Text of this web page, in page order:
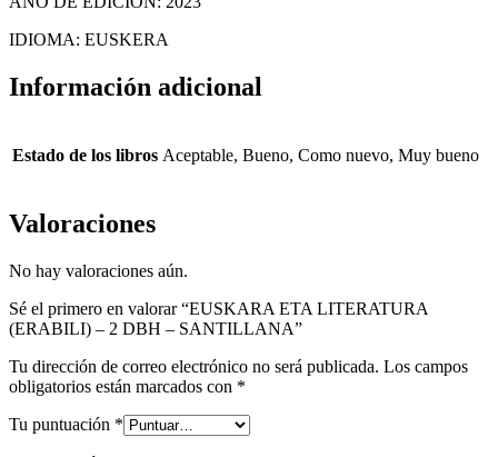
IDIOMA: EUSKERA
Información adicional
Estado de los libros Aceptable, Bueno, Como nuevo, Muy bueno
Valoraciones
No hay valoraciones aún.
Sé el primero en valorar “EUSKARA ETA LITERATURA
(ERABILI) – 2 DBH – SANTILLANA”
Tu dirección de correo electrónico no será publicada. Los campos
obligatorios están marcados con *
Tu puntuación *